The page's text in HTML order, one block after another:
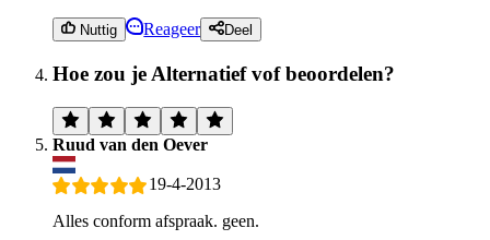
Nuttig Reageer Deel
Hoe zou je Alternatief vof beoordelen?
Ruud van den Oever
19-4-2013
Alles conform afspraak. geen.